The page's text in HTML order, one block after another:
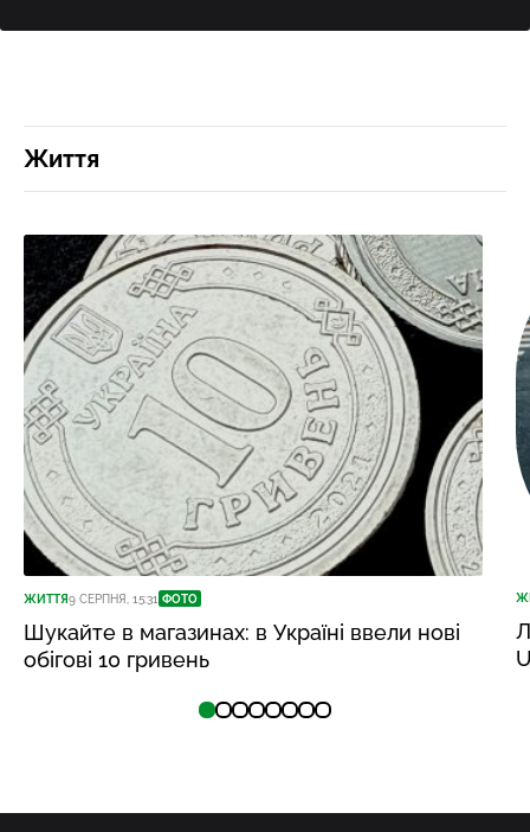
Життя
ЖИТТЯ9 СЕРПНЯ, 15:31 ФОТО
Шукайте в магазинах: в Україні ввели нові
обігові 10 гривень